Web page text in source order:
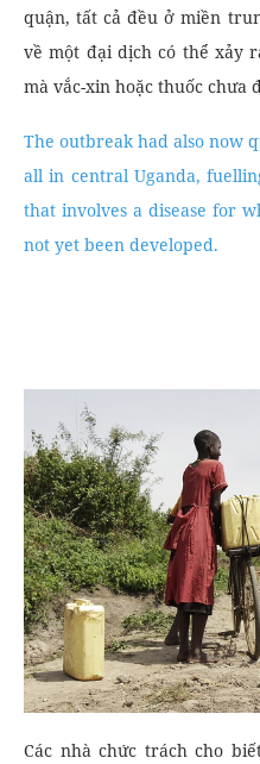
quận, tất cả đều ở miền
về một đại dịch có thể xảy
mà vắc-xin hoặc thuốc chưa
The outbreak had also now
all in central Uganda,
that involves a disease for
not yet been developed.
Các nhà chức trách cho